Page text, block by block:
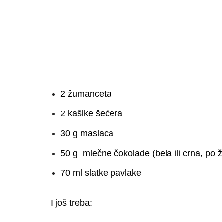
2 žumanceta
2 kašike šećera
30 g maslaca
50 g mlečne čokolade (bela ili crna, po
70 ml slatke pavlake
I još treba: